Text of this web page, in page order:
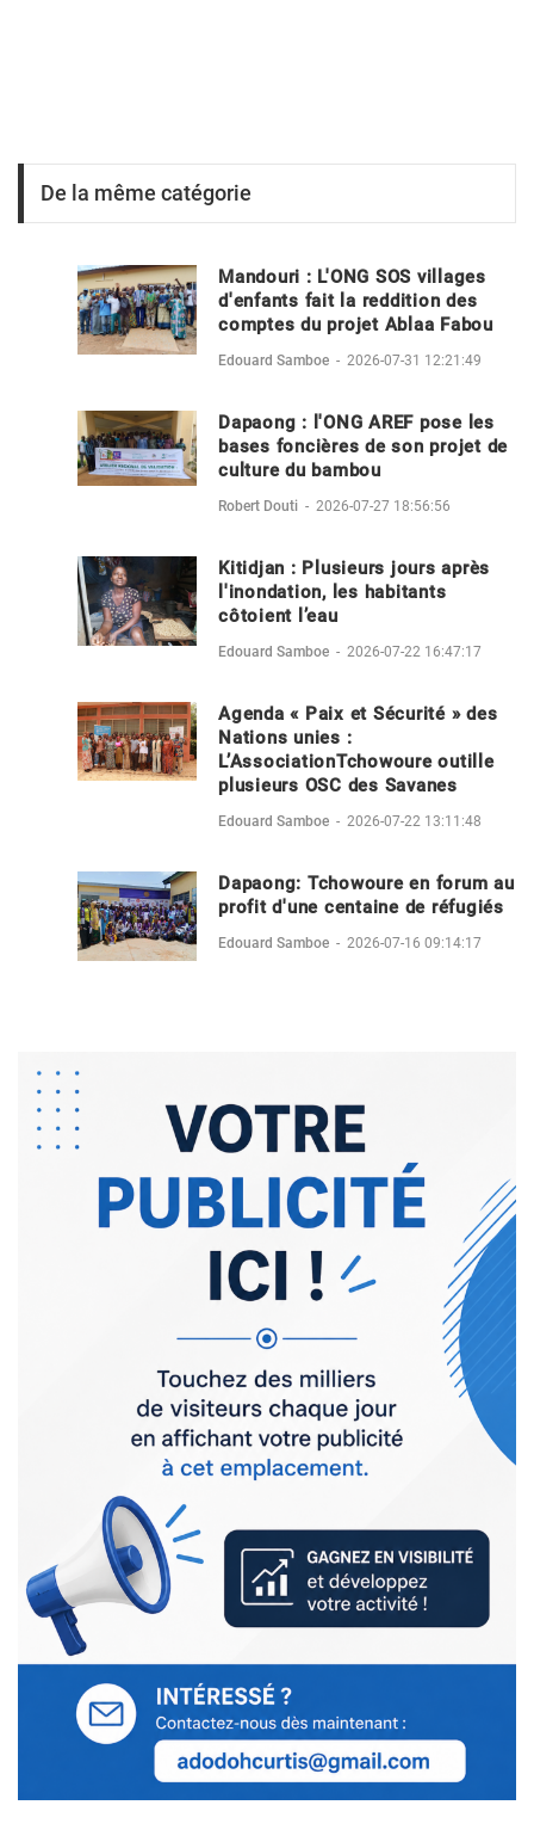
De la même catégorie
Mandouri : L'ONG SOS villages
d'enfants fait la reddition des
comptes du projet Ablaa Fabou
Edouard Samboe - 2026-07-31 12:21:49
Dapaong : l'ONG AREF pose les
bases foncières de son projet de
culture du bambou
Robert Douti - 2026-07-27 18:56:56
Kitidjan : Plusieurs jours après
l'inondation, les habitants
côtoient l’eau
Edouard Samboe - 2026-07-22 16:47:17
Agenda « Paix et Sécurité » des
Nations unies :
L’AssociationTchowoure outille
plusieurs OSC des Savanes
Edouard Samboe - 2026-07-22 13:11:48
Dapaong: Tchowoure en forum au
profit d'une centaine de réfugiés
Edouard Samboe - 2026-07-16 09:14:17